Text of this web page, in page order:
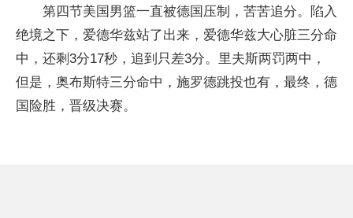
第四节美国男篮一直被德国压制，苦苦追分。陷入
绝境之下，爱德华兹站了出来，爱德华兹大心脏三分命
中，还剩3分17秒，追到只差3分。里夫斯两罚两中，
但是，奥布斯特三分命中，施罗德跳投也有，最终，德
国险胜，晋级决赛。